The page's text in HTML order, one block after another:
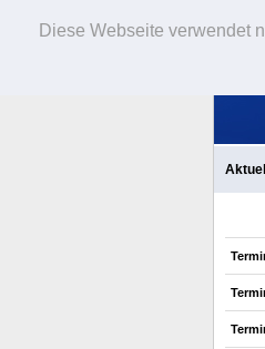
Diese Webseite verwendet